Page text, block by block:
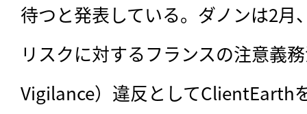
待つと発表している。ダノンは2月
リスクに対するフランスの注意義
Vigilance）違反としてClientEarth